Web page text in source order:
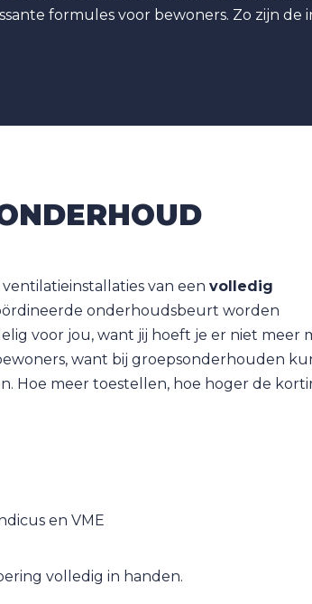
formules voor bewoners. Zo zijn
van een volledig
onderhoudsbeurt worden
voor jou, want jij hoeft je er niet meer
want bij groepsonderhouden
Hoe meer toestellen, hoe hoger de
en VME
volledig in handen.